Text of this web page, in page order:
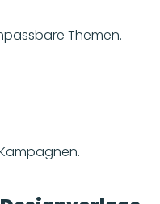
Themen.